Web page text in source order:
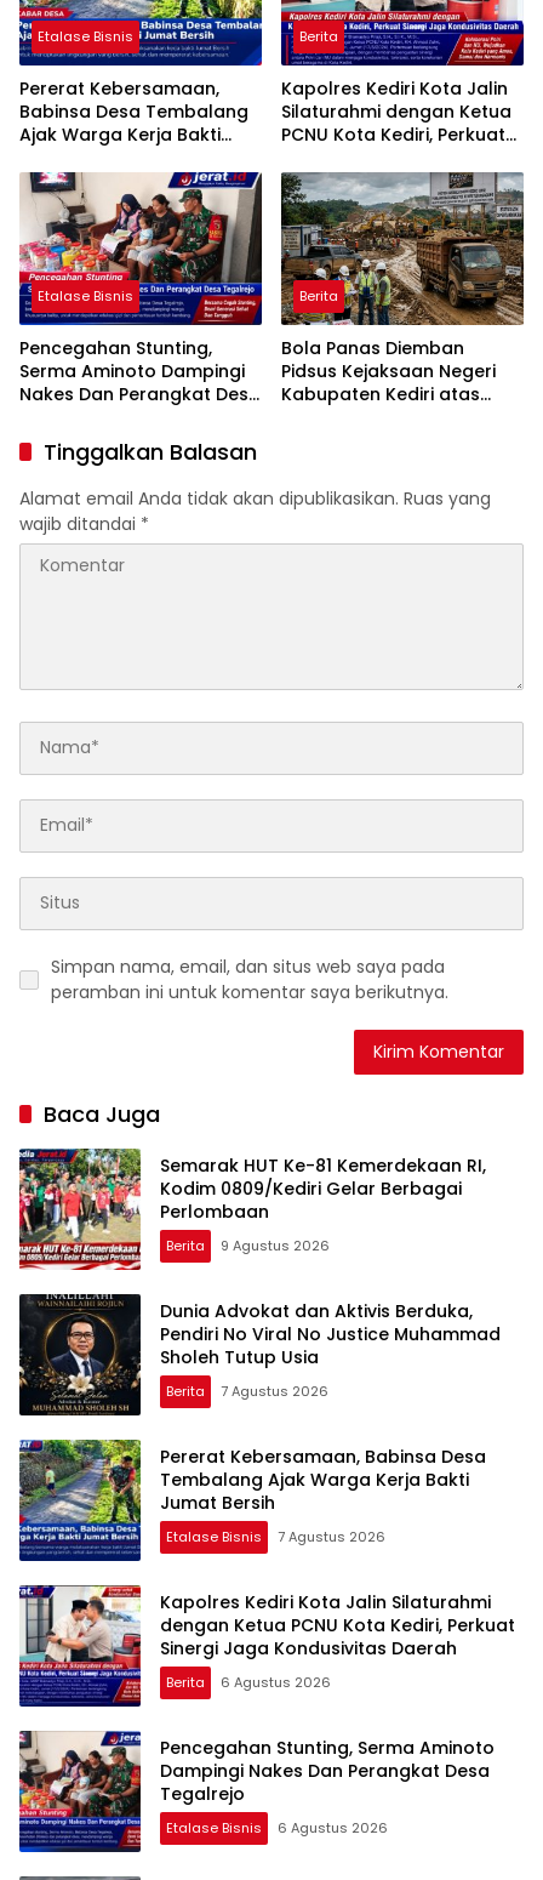
Etalase Bisnis
Pererat Kebersamaan,
Babinsa Desa Tembalang
Ajak Warga Kerja Bakti
Berita
Kapolres Kediri Kota Jalin
Silaturahmi dengan Ketua
PCNU Kota Kediri, Perkuat
Daerah
Etalase Bisnis
Pencegahan Stunting,
Serma Aminoto Dampingi
Nakes Dan Perangkat Desa
Berita
Bola Panas Diemban
Pidsus Kejaksaan Negeri
Kabupaten Kediri atas
Oleh PT. HASTARI JAYA
SENTOSA
Tinggalkan Balasan
Alamat email Anda tidak akan dipublikasikan. Ruas yang
wajib ditandai *
Simpan nama, email, dan situs web saya pada
peramban ini untuk komentar saya berikutnya.
Baca Juga
Semarak HUT Ke-81 Kemerdekaan RI,
Kodim 0809/Kediri Gelar Berbagai
Perlombaan
Berita 9 Agustus 2026
Dunia Advokat dan Aktivis Berduka,
Pendiri No Viral No Justice Muhammad
Sholeh Tutup Usia
Berita 7 Agustus 2026
Pererat Kebersamaan, Babinsa Desa
Tembalang Ajak Warga Kerja Bakti
Jumat Bersih
Etalase Bisnis 7 Agustus 2026
Kapolres Kediri Kota Jalin Silaturahmi
dengan Ketua PCNU Kota Kediri, Perkuat
Sinergi Jaga Kondusivitas Daerah
Berita 6 Agustus 2026
Pencegahan Stunting, Serma Aminoto
Dampingi Nakes Dan Perangkat Desa
Tegalrejo
Etalase Bisnis 6 Agustus 2026